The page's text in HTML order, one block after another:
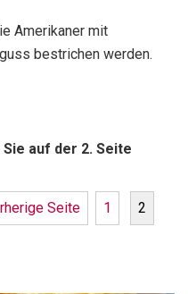
Amerikaner mit
bestrichen werden.
auf der 2. Seite
Seite 1 2